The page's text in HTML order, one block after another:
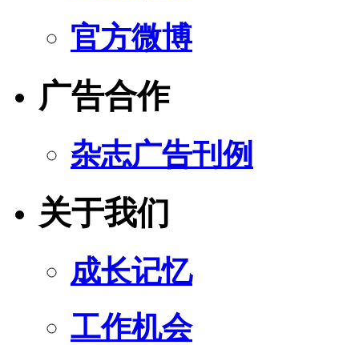
官方微博
广告合作
杂志广告刊例
关于我们
成长记忆
工作机会